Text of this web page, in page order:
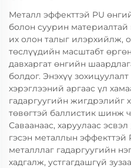
Металл эффекттэй PU
болон суурин
их олон талыг илэрхийлж,
төслүүдийн масштабт өргөн
давхаргат өнгийн
болдог. Энэхүү
хэрэглээний аргаас үл
гадаргуугийн жигдрэлийг
төвөгтэй баллистик шинж
Саваанаас, харуулаас
гэсэн металлын эффекттэй
металллаг гадаргуугийн
хадгалж, устгагдашгүй